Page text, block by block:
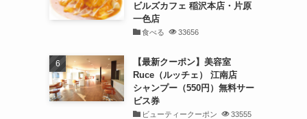
ビルズカフェ 稲沢本店・片原
一色店
食べる 33656
【最新クーポン】美容室
Ruce（ルッチェ） 江南店
シャンプー（550円）無料サー
ビス券
ビューティークーポン 33555